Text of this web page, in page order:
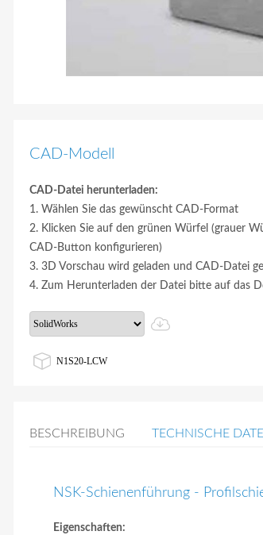
CAD-Modell
CAD-Datei herunterladen:
1. Wählen Sie das gewünscht CAD-Format
2. Klicken Sie auf den grünen Würfel (grauer
CAD-Button konfigurieren)
3. 3D Vorschau wird geladen und CAD-Datei
4. Zum Herunterladen der Datei bitte auf das
N1S20-LCW
BESCHREIBUNG TECHNISCHE
NSK-Schienenführung -
Eigenschaften: